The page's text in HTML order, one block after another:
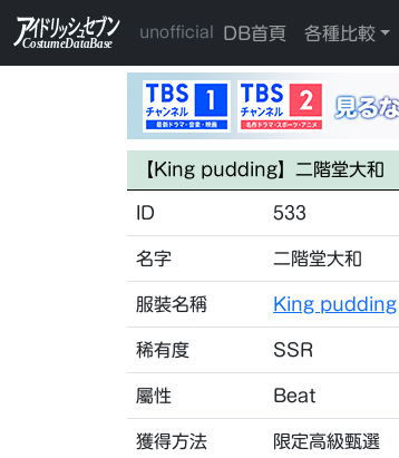
unofficial DB首頁 各種比較
【King pudding】二階堂大和
ID 533
名字 二階堂大和
服裝名稱 King pudding
稀有度 SSR
屬性 Beat
獲得方法 限定高級甄選